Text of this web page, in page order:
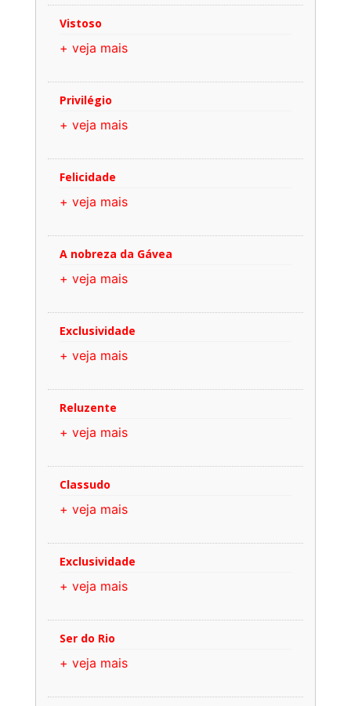
Vistoso
+ veja mais
Privilégio
+ veja mais
Felicidade
+ veja mais
A nobreza da Gávea
+ veja mais
Exclusividade
+ veja mais
Reluzente
+ veja mais
Classudo
+ veja mais
Exclusividade
+ veja mais
Ser do Rio
+ veja mais